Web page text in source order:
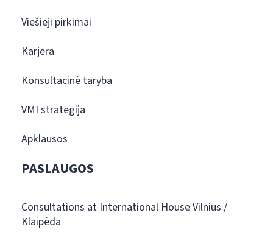
Viešieji pirkimai
Karjera
Konsultacinė taryba
VMI strategija
Apklausos
PASLAUGOS
Consultations at International House Vilnius /
Klaipėda